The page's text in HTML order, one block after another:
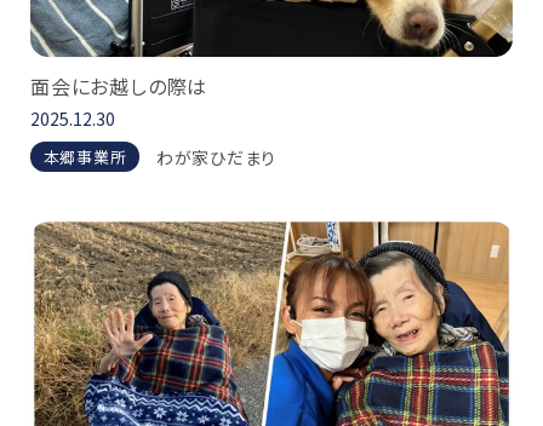
面会にお越しの際は
2025.12.30
本郷事業所 わが家ひだまり